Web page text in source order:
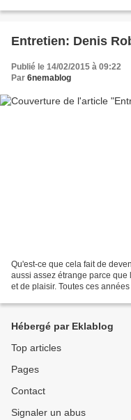
Entretien: Denis
Publié le 14/02/2015 à 09:22
Par 6nemablog
Qu'est-ce que cela fait de
aussi assez étrange parce
et de plaisir. Toutes ces
Hébergé par Eklablog
Top articles
Pages
Contact
Signaler un abus